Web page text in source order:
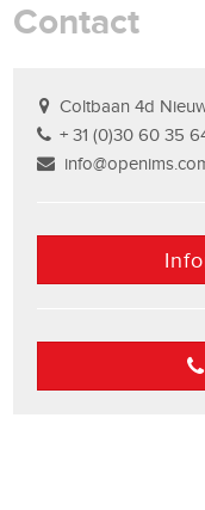
Contact
Coltbaan 4d
+ 31 (0)30 60 35